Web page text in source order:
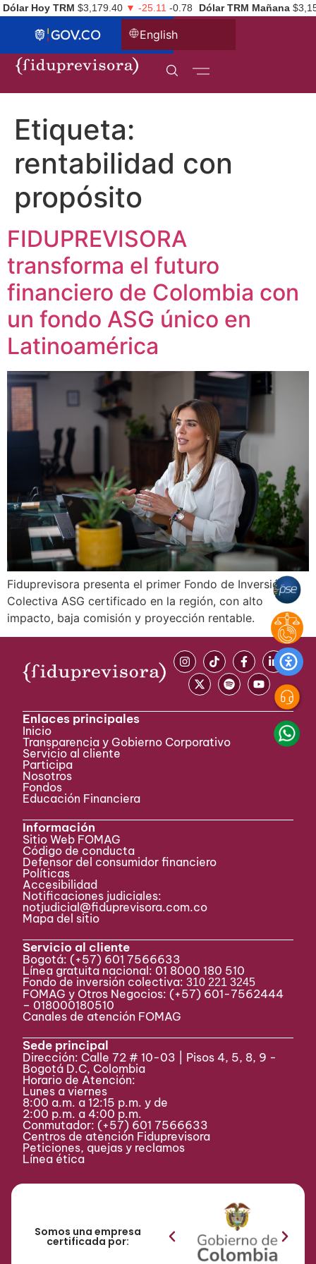
Dólar Hoy TRM $3,179.40 ▼ -25.11 -0.78 Dólar TRM Mañana
English
Etiqueta:
rentabilidad con
propósito
FIDUPREVISORA
transforma el futuro
financiero de Colombia con
un fondo ASG único en
Latinoamérica
Fiduprevisora presenta el primer Fondo de Inversión
Colectiva ASG certificado en la región, con alto
impacto, baja comisión y proyección rentable.
Enlaces principales
Inicio
Transparencia y Gobierno Corporativo
Servicio al cliente
Participa ​
Nosotros
Fondos
Educación Financiera
Información
Sitio Web FOMAG
Código de conducta
Defensor del consumidor financiero
Políticas
Accesibilidad
Notificaciones judiciales:
notjudicial@fiduprevisora.com.co
Mapa del sitio
Servicio al cliente
Bogotá: (+57) 601 7566633
Línea gratuita nacional: 01 8000 180 510
Fondo de inversión colectiva:310 221 3245
FOMAG y Otros Negocios: (+57) 601-7562444
– 018000180510
Canales de atención FOMAG
Sede principal
Dirección: Calle 72 # 10-03 | Pisos 4, 5, 8, 9 -
Bogotá D.C, Colombia
Horario de Atención:
Lunes a viernes
8:00 a.m. a 12:15 p.m. y de
2:00 p.m. a 4:00 p.m.
Conmutador: (+57) 601 7566633
Centros de atención Fiduprevisora
Peticiones, quejas y reclamos
Línea ética
Somos una empresa
certificada por: